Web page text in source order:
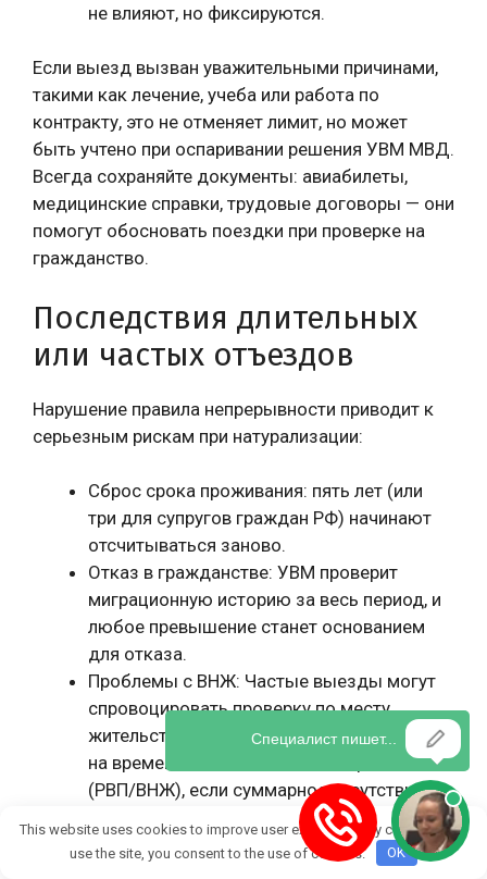
не влияют, но фиксируются.
Если выезд вызван уважительными причинами,
такими как лечение, учеба или работа по
контракту, это не отменяет лимит, но может
быть учтено при оспаривании решения УВМ МВД.
Всегда сохраняйте документы: авиабилеты,
медицинские справки, трудовые договоры — они
помогут обосновать поездки при проверке на
гражданство.
Последствия длительных
или частых отъездов
Нарушение правила непрерывности приводит к
серьезным рискам при натурализации:
Сброс срока проживания: пять лет (или
три для супругов граждан РФ) начинают
отсчитываться заново.
Отказ в гражданстве: УВМ проверит
миграционную историю за весь период, и
любое превышение станет основанием
для отказа.
Проблемы с ВНЖ: Частые выезды могут
спровоцировать проверку по месту
жительства и аннулирование разрешения
на временное или постоянное проживание
(РВП/ВНЖ), если суммарное отсутствие
В 2026 году ожидается усиление цифровизации
This website uses cookies to improve user experience. By continuing to
use the site, you consent to the use of cookies.
OK